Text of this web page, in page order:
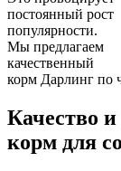
постоянный рост
популярности.
Мы предлагаем
качественный
корм Дарлинг по
Качество и
корм для